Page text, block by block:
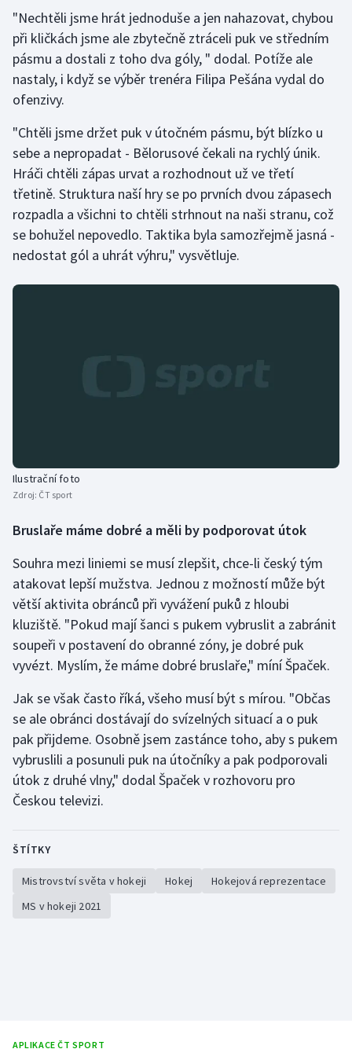
Stolní tenis
Veslování
Vodní slalom
Volejbal
Ostatní
"Nechtěli jsme hrát jednoduše a jen nahazovat, chybou
při kličkách jsme ale zbytečně ztráceli puk ve středním
pásmu a dostali z toho dva góly, " dodal. Potíže ale
nastaly, i když se výběr trenéra Filipa Pešána vydal do
ofenzivy.
"Chtěli jsme držet puk v útočném pásmu, být blízko u
sebe a nepropadat - Bělorusové čekali na rychlý únik.
Hráči chtěli zápas urvat a rozhodnout už ve třetí
třetině. Struktura naší hry se po prvních dvou zápasech
rozpadla a všichni to chtěli strhnout na naši stranu, což
se bohužel nepovedlo. Taktika byla samozřejmě jasná -
nedostat gól a uhrát výhru," vysvětluje.
Ilustrační foto
Zdroj: ČT sport
Bruslaře máme dobré a měli by podporovat útok
Souhra mezi liniemi se musí zlepšit, chce-li český tým
atakovat lepší mužstva. Jednou z možností může být
větší aktivita obránců při vyvážení puků z hloubi
kluziště. "Pokud mají šanci s pukem vybruslit a zabránit
soupeři v postavení do obranné zóny, je dobré puk
vyvézt. Myslím, že máme dobré bruslaře," míní Špaček.
Jak se však často říká, všeho musí být s mírou. "Občas
se ale obránci dostávají do svízelných situací a o puk
pak přijdeme. Osobně jsem zastánce toho, aby s pukem
vybruslili a posunuli puk na útočníky a pak podporovali
útok z druhé vlny," dodal Špaček v rozhovoru pro
Českou televizi.
ŠTÍTKY
Mistrovství světa v hokeji Hokej
Hokejová reprezentace
MS v hokeji 2021
APLIKACE ČT SPORT